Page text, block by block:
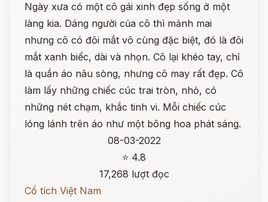
Ngày xưa có một cô gái xinh đẹp sống ở một
làng kia. Dáng người của cô thì mảnh mai
nhưng cô có đôi mắt vô cùng đặc biệt, đó là đôi
mắt xanh biếc, dài và nhọn. Cô lại khéo tay, chỉ
là quần áo nâu sòng, nhưng cô may rất đẹp. Cô
làm lấy những chiếc cúc trai tròn, nhỏ, có
những nét chạm, khắc tinh vi. Mỗi chiếc cúc
lóng lánh trên áo như một bông hoa phát sáng.
08-03-2022
⭐ 4.8
17,268 lượt đọc
Cổ tích Việt Nam